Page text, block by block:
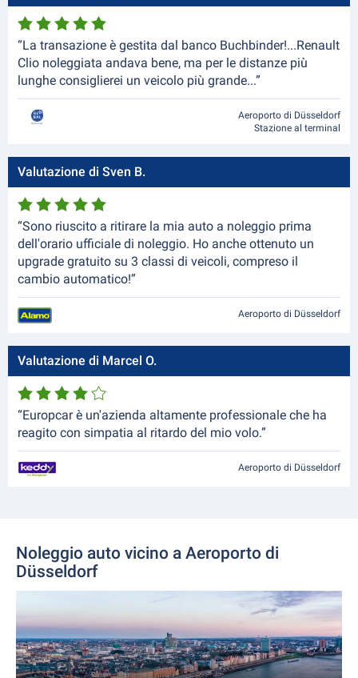
“La transazione è gestita dal banco Buchbinder!...Renault
Clio noleggiata andava bene, ma per le distanze più
lunghe consiglierei un veicolo più grande...”
Aeroporto di Düsseldorf
Stazione al terminal
Valutazione di Sven B.
“Sono riuscito a ritirare la mia auto a noleggio prima
dell'orario ufficiale di noleggio. Ho anche ottenuto un
upgrade gratuito su 3 classi di veicoli, compreso il
cambio automatico!”
Aeroporto di Düsseldorf
Valutazione di Marcel O.
“Europcar è un'azienda altamente professionale che ha
reagito con simpatia al ritardo del mio volo.”
Aeroporto di Düsseldorf
Noleggio auto vicino a Aeroporto di
Düsseldorf